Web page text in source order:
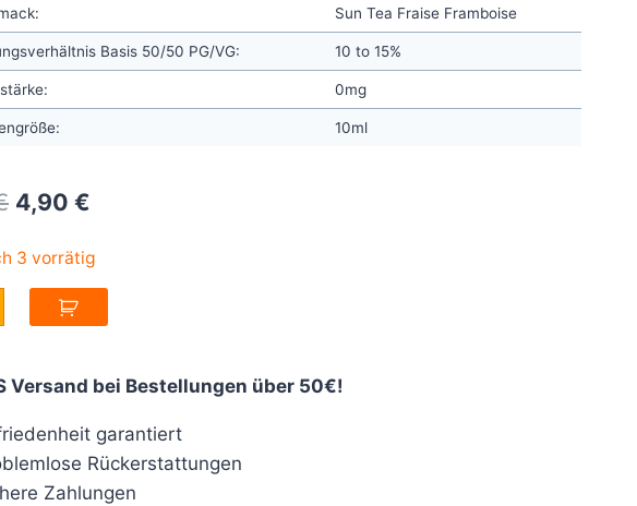
Sun Tea Fraise Framboise
Basis 50/50 PG/VG: 10 to 15%
0mg
10ml
Original
5,90 €.
4,90 €
is:
3 vorrätig
Versand bei Bestellungen über 50€!
garantiert
Rückerstattungen
Zahlungen